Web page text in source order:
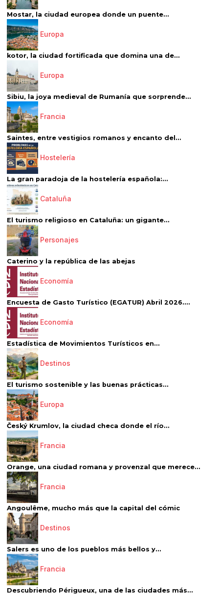
Mostar, la ciudad europea donde un puente...
Europa
kotor, la ciudad fortificada que domina una de...
Europa
Sibiu, la joya medieval de Rumanía que sorprende...
Francia
Saintes, entre vestigios romanos y encanto del...
Hostelería
La gran paradoja de la hostelería española:...
Cataluña
El turismo religioso en Cataluña: un gigante...
Personajes
Caterino y la república de las abejas
Economía
Encuesta de Gasto Turístico (EGATUR) Abril 2026....
Economía
Estadística de Movimientos Turísticos en...
Destinos
El turismo sostenible y las buenas prácticas...
Europa
Český Krumlov, la ciudad checa donde el río...
Francia
Orange, una ciudad romana y provenzal que merece...
Francia
Angoulême, mucho más que la capital del cómic
Destinos
Salers es uno de los pueblos más bellos y...
Francia
Descubriendo Périgueux, una de las ciudades más...